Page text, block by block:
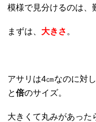
模様で見分けるのは、
まずは、 大きさ。
アサリは4㎝なのに対
と倍のサイズ。
大きくて丸みがあった